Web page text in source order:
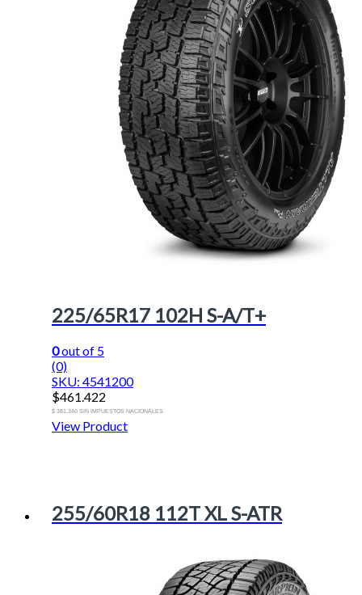
225/65R17 102H S-A/T+
0out of 5
(0)
SKU: 4541200
$461.422
$ 381.340 SIN IMPUESTOS NACIONALES
View Product
255/60R18 112T XL S-ATR